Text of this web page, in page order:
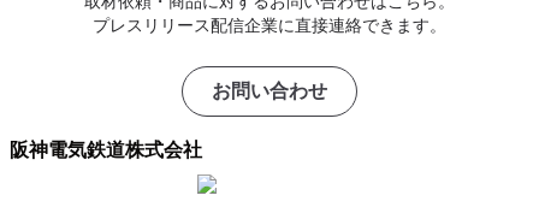
プレスリリース配信企業に直接連絡できます。
お問い合わせ
阪神電気鉄道株式会社